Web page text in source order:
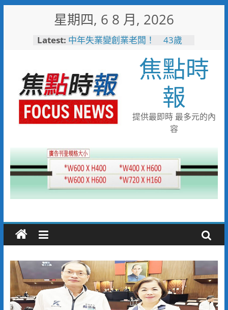
星期四, 6 8 月, 2026
Latest: 中年失業變創業老闆！ 43歲
失智婦癱坐路邊 新南巡警一眼
認出速通知家屬
見女網友需先匯錢 北門警戳破
詐騙陷阱保住40萬
工作過勞眼前發黑 北門巡警眼
尖急扶女子化解危機
逛賣場熱中暑昏厥 南門警與消
焦點時
報
提供最即時 最多元的內
容